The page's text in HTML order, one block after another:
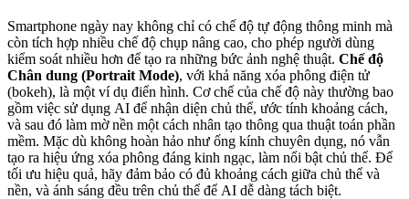
Smartphone ngày nay không chỉ có chế độ tự động thông minh mà
còn tích hợp nhiều chế độ chụp nâng cao, cho phép người dùng
kiểm soát nhiều hơn để tạo ra những bức ảnh nghệ thuật. Chế độ
Chân dung (Portrait Mode), với khả năng xóa phông điện tử
(bokeh), là một ví dụ điển hình. Cơ chế của chế độ này thường bao
gồm việc sử dụng AI để nhận diện chủ thể, ước tính khoảng cách,
và sau đó làm mờ nền một cách nhân tạo thông qua thuật toán phần
mềm. Mặc dù không hoàn hảo như ống kính chuyên dụng, nó vẫn
tạo ra hiệu ứng xóa phông đáng kinh ngạc, làm nổi bật chủ thể. Để
tối ưu hiệu quả, hãy đảm bảo có đủ khoảng cách giữa chủ thể và
nền, và ánh sáng đều trên chủ thể để AI dễ dàng tách biệt.